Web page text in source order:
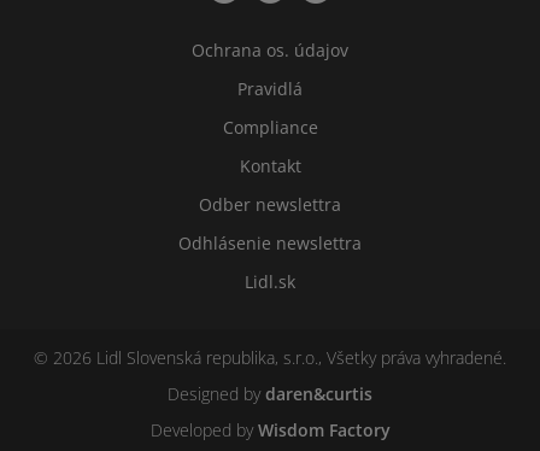
Ochrana os. údajov
Pravidlá
Compliance
Kontakt
Odber newslettra
Odhlásenie newslettra
Lidl.sk
© 2026 Lidl Slovenská republika, s.r.o., Všetky práva vyhradené.
Designed bydaren&curtis
Developed byWisdom Factory